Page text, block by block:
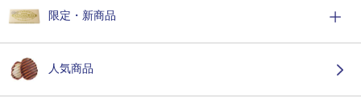
限定・新商品
人気商品